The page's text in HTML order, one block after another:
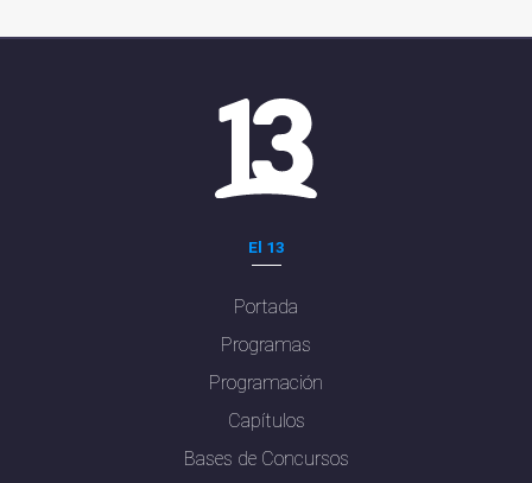
El 13
Portada
Programas
Programación
Capítulos
Bases de Concursos